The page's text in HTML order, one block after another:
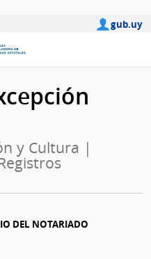
gub.uy
y Cultura |
DEL NOTARIADO